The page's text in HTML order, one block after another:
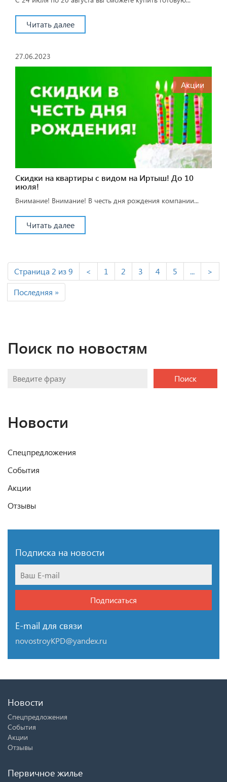
Читать далее
27.06.2023
Акции
Скидки на квартиры с видом на Иртыш! До 10
июля!
Внимание! Внимание! В честь дня рождения компании...
Читать далее
Страница 2 из 9 < 1 2 3 4 5 ...
>
Последняя »
Поиск по новостям
Поиск
Новости
Спецпредложения
События
Акции
Отзывы
Подписка на новости
Подписаться
E-mail для связи
novostroyKPD@yandex.ru
Новости
Спецпредложения
События
Акции
Отзывы
Первичное жилье